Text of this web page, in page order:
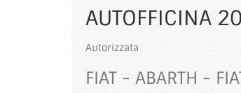
AUTOFFICINA
Autorizzata
FIAT - ABARTH -